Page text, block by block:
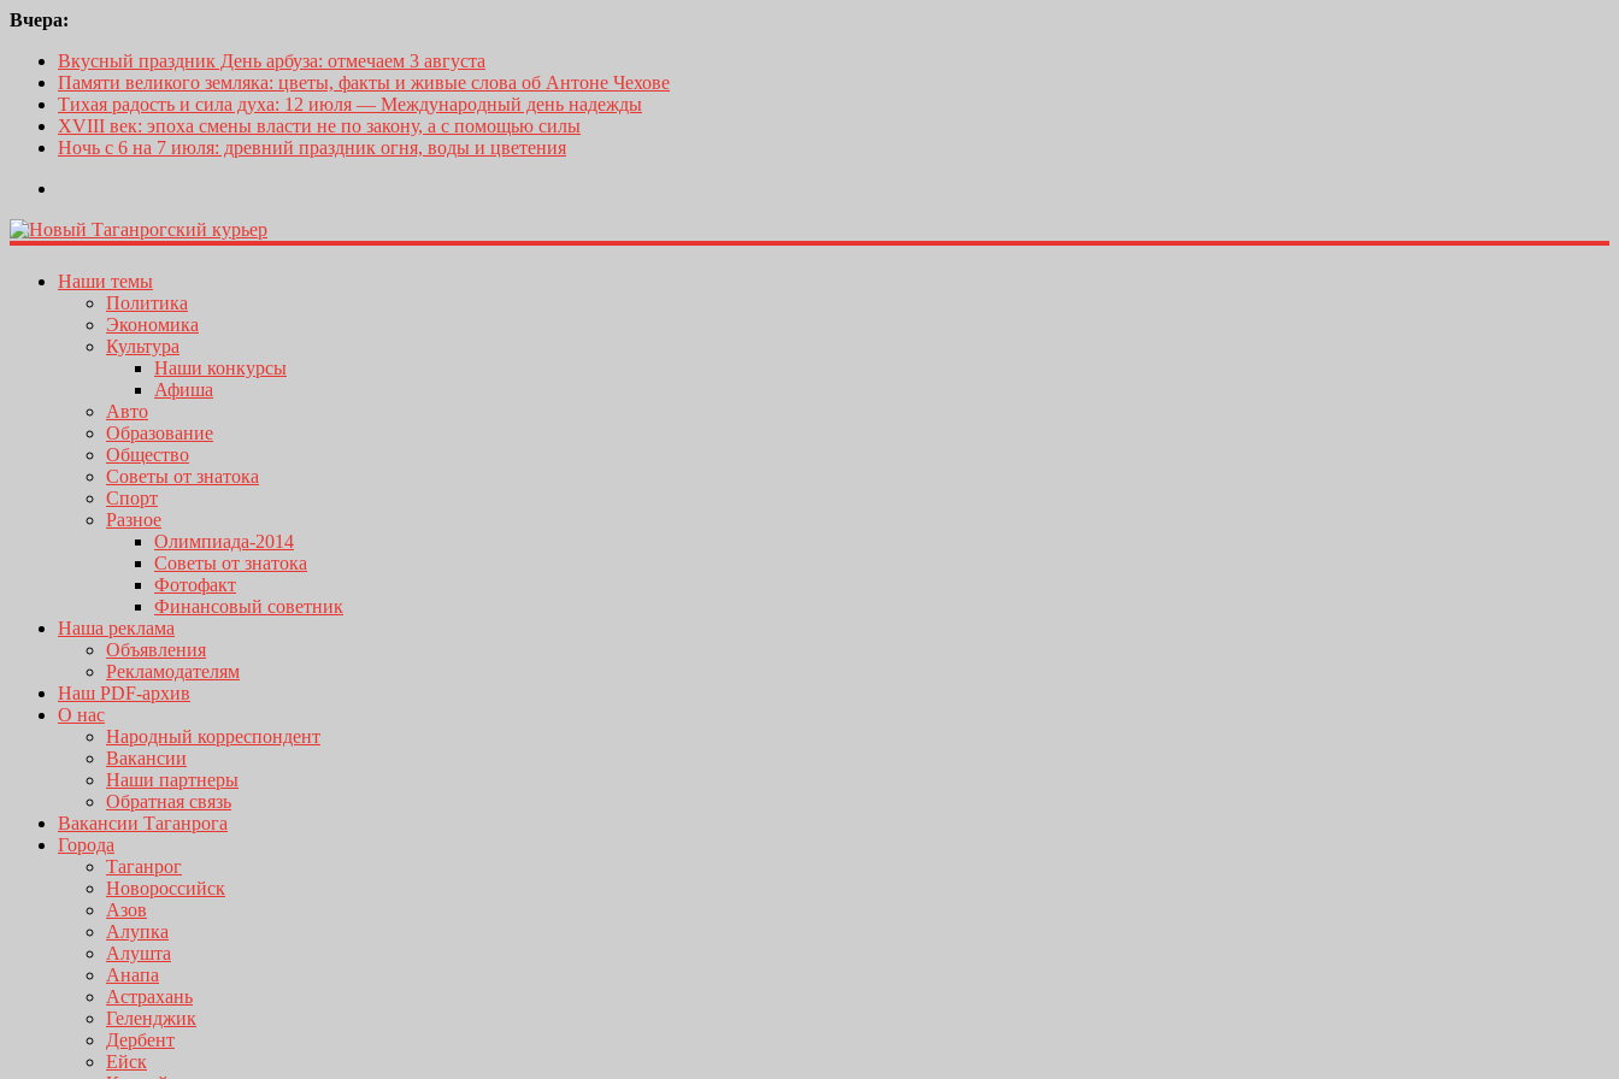
Вчера:
Вкусный праздник День арбуза: отмечаем 3 августа
Памяти великого земляка: цветы, факты и живые слова об Антоне Чехове
Тихая радость и сила духа: 12 июля — Международный день надежды
XVIII век: эпоха смены власти не по закону, а с помощью силы
Ночь с 6 на 7 июля: древний праздник огня, воды и цветения
Наши темы
Политика
Экономика
Культура
Наши конкурсы
Афиша
Авто
Образование
Общество
Советы от знатока
Спорт
Разное
Олимпиада-2014
Советы от знатока
Фотофакт
Финансовый советник
Наша реклама
Объявления
Рекламодателям
Наш PDF-архив
О нас
Народный корреспондент
Вакансии
Наши партнеры
Обратная связь
Вакансии Таганрога
Города
Таганрог
Новороссийск
Азов
Алупка
Алушта
Анапа
Астрахань
Геленджик
Дербент
Ейск